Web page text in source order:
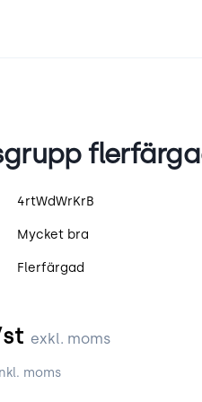
4rtWdWrKrB
Mycket bra
Flerfärgad
exkl. moms
moms